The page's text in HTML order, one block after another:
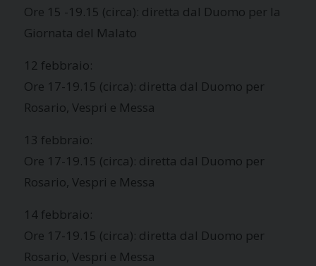
Ore 15 -19.15 (circa): diretta dal Duomo per la
Giornata del Malato
12 febbraio:
Ore 17-19.15 (circa): diretta dal Duomo per
Rosario, Vespri e Messa
13 febbraio:
Ore 17-19.15 (circa): diretta dal Duomo per
Rosario, Vespri e Messa
14 febbraio:
Ore 17-19.15 (circa): diretta dal Duomo per
Rosario, Vespri e Messa